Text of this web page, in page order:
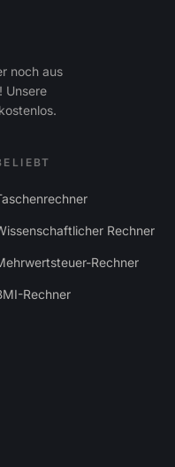
noch aus
Unsere
Rechner
Rechner
Rechner